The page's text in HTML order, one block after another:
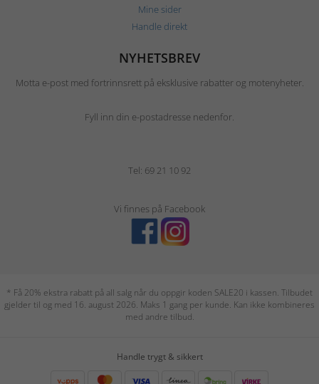
Mine sider
Handle direkt
NYHETSBREV
Motta e-post med fortrinnsrett på eksklusive rabatter og motenyheter.
Fyll inn din e-postadresse nedenfor.
Tel: 69 21 10 92
Vi finnes på Facebook
* Få 20% ekstra rabatt på all salg når du oppgir koden SALE20 i kassen. Tilbudet
gjelder til og med 16. august 2026. Maks 1 gang per kunde. Kan ikke kombineres
med andre tilbud.
Handle trygt & sikkert